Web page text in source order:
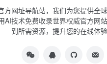
方网址导航站，我们为您提供全
AI技术免费收录世界权威官方网
到所需资源，提升您的在线体验